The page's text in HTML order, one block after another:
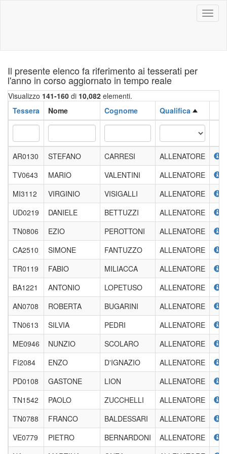
Il presente elenco fa riferimento ai tesserati per
l'anno in corso aggiornato in tempo reale
Visualizzo 141-160 di 10,082 elementi.
Tessera
Nome Cognome Qualifica
AR0130 STEFANO CARRESI
ALLENATORE
TV0643
MARIO VALENTINI
ALLENATORE
MI3112
VIRGINIO VISIGALLI
ALLENATORE
UD0219
DANIELE BETTUZZI
ALLENATORE
TN0806
EZIO PEROTTONI
ALLENATORE
CA2510
SIMONE FANTUZZO
ALLENATORE
TR0119
FABIO MILIACCA
ALLENATORE
BA1221
ANTONIO LOPETUSO
ALLENATORE
AN0708
ROBERTA BUGARINI
ALLENATORE
TN0613
SILVIA PEDRI
ALLENATORE
ME0946
NUNZIO SCOLARO
ALLENATORE
FI2084
ENZO D'IGNAZIO
ALLENATORE
PD0108
GASTONE LION
ALLENATORE
TN1542
PAOLO ZUCCHELLI
ALLENATORE
TN0788
FRANCO BALDESSARI
ALLENATORE
VE0779
PIETRO BERNARDONI
ALLENATORE